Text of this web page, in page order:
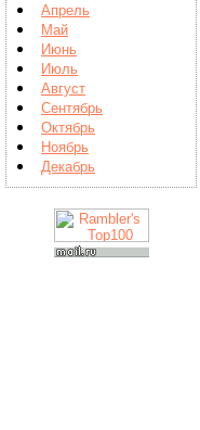
Апрель
Май
Июнь
Июль
Август
Сентябрь
Октябрь
Ноябрь
Декабрь